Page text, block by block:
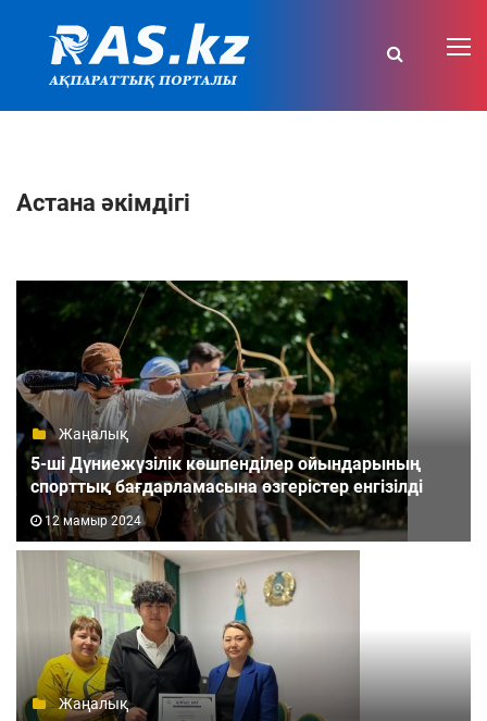
Астана әкімдігі
Жаңалық
5-ші Дүниежүзілік көшпенділер ойындарының
спорттық бағдарламасына өзгерістер енгізілді
12 мамыр 2024
Жаңалық